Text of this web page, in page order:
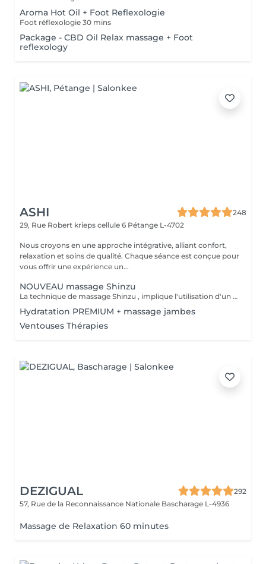
Aroma Hot Oil + Foot Reflexologie
Foot réflexologie 30 mins
Package - CBD Oil Relax massage + Foot
reflexology
ASHI
248
29, Rue Robert krieps cellule 6 Pétange L-4702
Nous croyons en une approche intégrative, alliant confort,
relaxation et soins de qualité. Chaque séance est conçue pour
vous offrir une expérience un...
NOUVEAU massage Shinzu
La technique de massage Shinzu , implique l'utilisation d'un "cansa", qui est un instrument ou un outil, fabriqué en métal et bois , utilisé pour appliquer une pression pendant le massage. Cet outil aide à intensifier les effets du massage, favorisant le soulagement des tensions musculaires et stimulant la circulation sanguine. Le massage combine des mouvements manuels avec l'utilisation du cansa, offrant une expérience unique qui vise non seulement à détendre le corps, mais aussi à équilibrer l'énergie et à promouvoir le bien-être général. C'est une pratique qui peut s'avérer très efficace pour ceux qui recherchent un soulagement du stress et des douleurs musculaires.
Hydratation PREMIUM + massage jambes
Ventouses Thérapies
DEZIGUAL
292
57, Rue de la Reconnaissance Nationale Bascharage L-4936
Massage de Relaxation 60 minutes